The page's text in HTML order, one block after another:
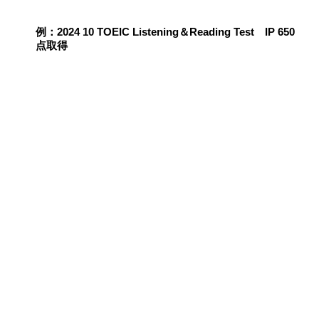
例：2024 10 TOEIC Listening＆Reading Test IP 650
点取得